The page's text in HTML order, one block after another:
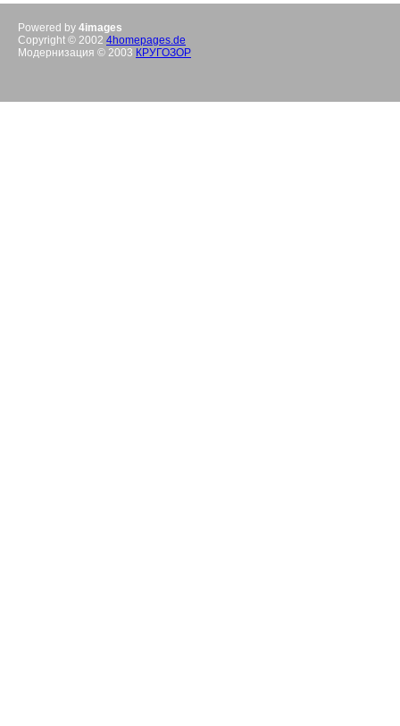
Powered by 4images
Copyright © 2002 4homepages.de
Модернизация © 2003 КРУГОЗОР